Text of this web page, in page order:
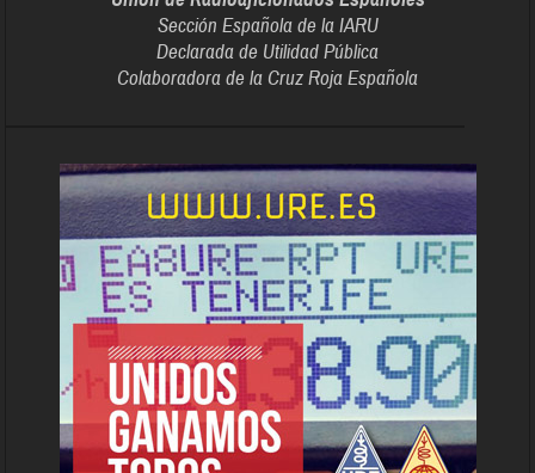
Sección Española de la IARU
Declarada de Utilidad Pública
Colaboradora de la Cruz Roja Española